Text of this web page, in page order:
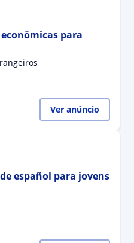
para
Ver anúncio
español para jovens